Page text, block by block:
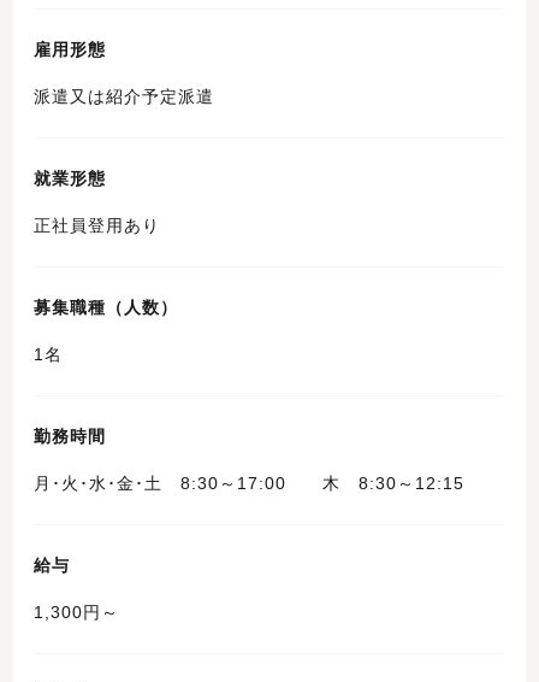
雇用形態
派遣又は紹介予定派遣
就業形態
正社員登用あり
募集職種（人数）
1名
勤務時間
月･火･水･金･土 8:30～17:00 木 8:30～12:15
給与
1,300円～